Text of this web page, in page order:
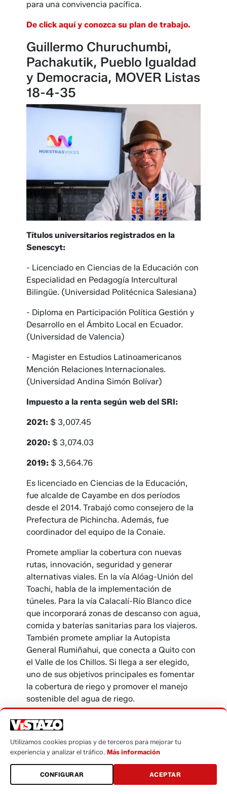
para una convivencia pacífica.
De click aquí y conozca su plan de trabajo.
Guillermo Churuchumbi,
Pachakutik, Pueblo Igualdad
y Democracia, MOVER Listas
18-4-35
Títulos universitarios registrados en la
Senescyt:
- Licenciado en Ciencias de la Educación con
Especialidad en Pedagogía Intercultural
Bilingüe. (Universidad Politécnica Salesiana)
- Diploma en Participación Política Gestión y
Desarrollo en el Ámbito Local en Ecuador.
(Universidad de Valencia)
- Magister en Estudios Latinoamericanos
Mención Relaciones Internacionales.
(Universidad Andina Simón Bolívar)
Impuesto a la renta según web del SRI:
2021: $ 3,007.45
2020: $ 3,074.03
2019: $ 3,564.76
Es licenciado en Ciencias de la Educación,
fue alcalde de Cayambe en dos períodos
desde el 2014. Trabajó como consejero de la
Prefectura de Pichincha. Además, fue
coordinador del equipo de la Conaie.
Promete ampliar la cobertura con nuevas
rutas, innovación, seguridad y generar
alternativas viales. En la vía Alóag-Unión del
Toachi, habla de la implementación de
túneles. Para la vía Calacalí-Río Blanco dice
que incorporará zonas de descanso con agua,
comida y baterías sanitarias para los viajeros.
También promete ampliar la Autopista
General Rumiñahui, que conecta a Quito con
el Valle de los Chillos. Si llega a ser elegido,
uno de sus objetivos principales es fomentar
la cobertura de riego y promover el manejo
sostenible del agua de riego.
De click aquí y conozca su plan de trabajo.
Eduardo del Pozo, Reto,
Creo, Va por ti y Construye
Listas 33-21-65-25
Utilizamos cookies propias y de terceros para mejorar tu
experiencia y analizar el tráfico. Más información
CONFIGURAR ACEPTAR